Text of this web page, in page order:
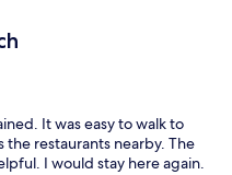
It was easy to walk to
the restaurants nearby. The
I would stay here again.